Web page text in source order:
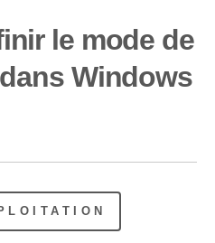
le mode de
Windows